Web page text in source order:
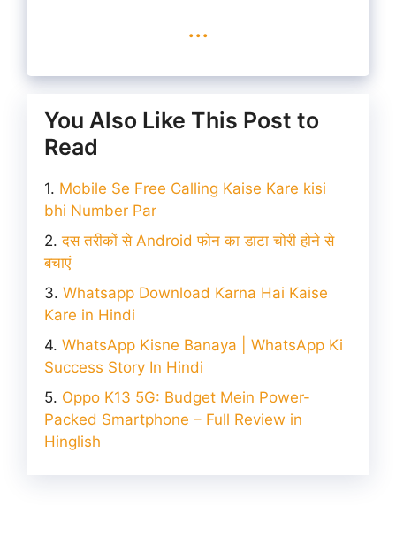
...
You Also Like This Post to
Read
Mobile Se Free Calling Kaise Kare kisi
bhi Number Par
दस तरीकों से Android फोन का डाटा चोरी होने से
बचाएं
Whatsapp Download Karna Hai Kaise
Kare in Hindi
WhatsApp Kisne Banaya | WhatsApp Ki
Success Story In Hindi
Oppo K13 5G: Budget Mein Power-
Packed Smartphone – Full Review in
Hinglish